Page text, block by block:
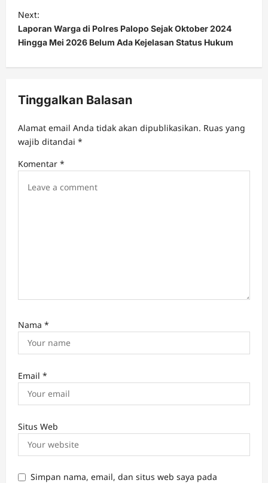
Next:
Laporan Warga di Polres Palopo Sejak Oktober 2024
Hingga Mei 2026 Belum Ada Kejelasan Status Hukum
Tinggalkan Balasan
Alamat email Anda tidak akan dipublikasikan. Ruas yang
wajib ditandai *
Komentar *
Nama *
Email *
Situs Web
Simpan nama, email, dan situs web saya pada